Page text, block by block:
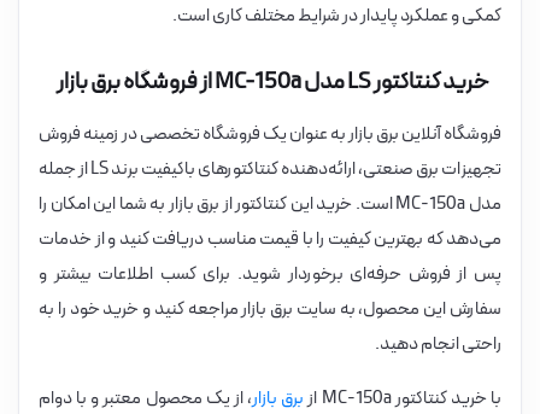
کمکی و عملکرد پایدار در شرایط مختلف کاری است.
خرید کنتاکتور LS مدل MC-150a از فروشگاه برق بازار
فروشگاه آنلاین برق بازار به عنوان یک فروشگاه تخصصی در زمینه فروش
تجهیزات برق صنعتی، ارائه‌دهنده کنتاکتورهای باکیفیت برند LS از جمله
مدل MC-150a است. خرید این کنتاکتور از برق بازار به شما این امکان را
می‌دهد که بهترین کیفیت را با قیمت مناسب دریافت کنید و از خدمات
پس از فروش حرفه‌ای برخوردار شوید. برای کسب اطلاعات بیشتر و
سفارش این محصول، به سایت برق بازار مراجعه کنید و خرید خود را به
راحتی انجام دهید.
با خرید کنتاکتور MC-150a از
برق بازار، از یک محصول معتبر و با دوام